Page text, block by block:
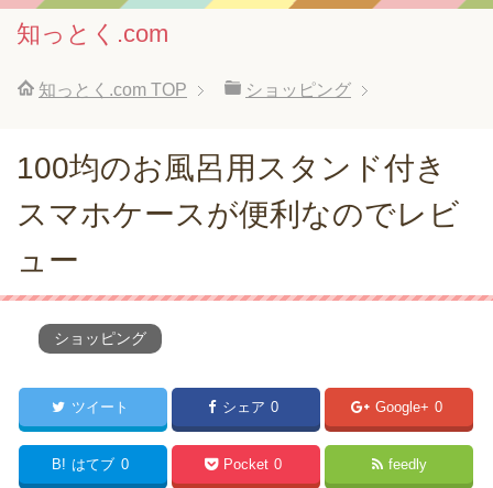
知っとく.com
知っとく.com TOP ショッピング
100均のお風呂用スタンド付き
スマホケースが便利なのでレビ
ュー
ショッピング
ツイート シェア 0 Google+ 0
B! はてブ 0 Pocket 0 feedly